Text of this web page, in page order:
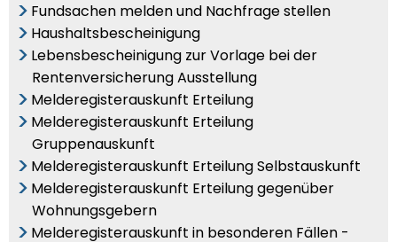
Fundsachen melden und Nachfrage stellen
Haushaltsbescheinigung
Lebensbescheinigung zur Vorlage bei der
Rentenversicherung Ausstellung
Melderegisterauskunft Erteilung
Melderegisterauskunft Erteilung
Gruppenauskunft
Melderegisterauskunft Erteilung Selbstauskunft
Melderegisterauskunft Erteilung gegenüber
Wohnungsgebern
Melderegisterauskunft in besonderen Fällen -